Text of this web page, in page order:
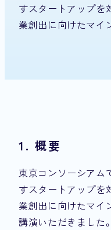
すスタートアップを
業創出に向けたマイ
1. 概要
東京コンソーシアム
すスタートアップを
業創出に向けたマイ
講演いただきました